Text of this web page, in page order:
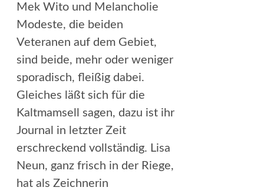
Mek Wito und Melancholie
Modeste, die beiden
Veteranen auf dem Gebiet,
sind beide, mehr oder weniger
sporadisch, fleißig dabei.
Gleiches läßt sich für die
Kaltmamsell sagen, dazu ist ihr
Journal in letzter Zeit
erschreckend vollständig. Lisa
Neun, ganz frisch in der Riege,
hat als Zeichnerin